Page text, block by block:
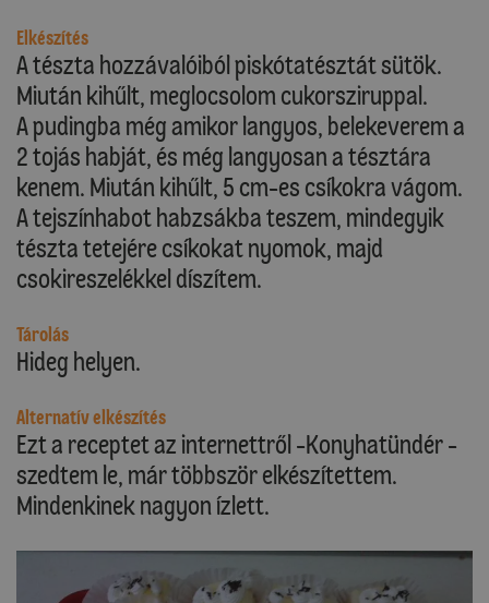
Elkészítés
A tészta hozzávalóiból piskótatésztát sütök.
Miután kihűlt, meglocsolom cukorsziruppal.
A pudingba még amikor langyos, belekeverem a
2 tojás habját, és még langyosan a tésztára
kenem. Miután kihűlt, 5 cm-es csíkokra vágom.
A tejszínhabot habzsákba teszem, mindegyik
tészta tetejére csíkokat nyomok, majd
csokireszelékkel díszítem.
Tárolás
Hideg helyen.
Alternatív elkészítés
Ezt a receptet az internettről -Konyhatündér -
szedtem le, már többször elkészítettem.
Mindenkinek nagyon ízlett.